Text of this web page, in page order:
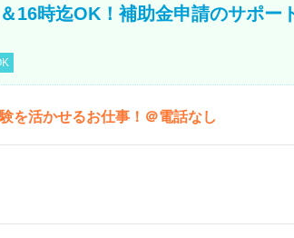
16時迄OK！補助金申請のサポー
を活かせるお仕事！＠電話なし